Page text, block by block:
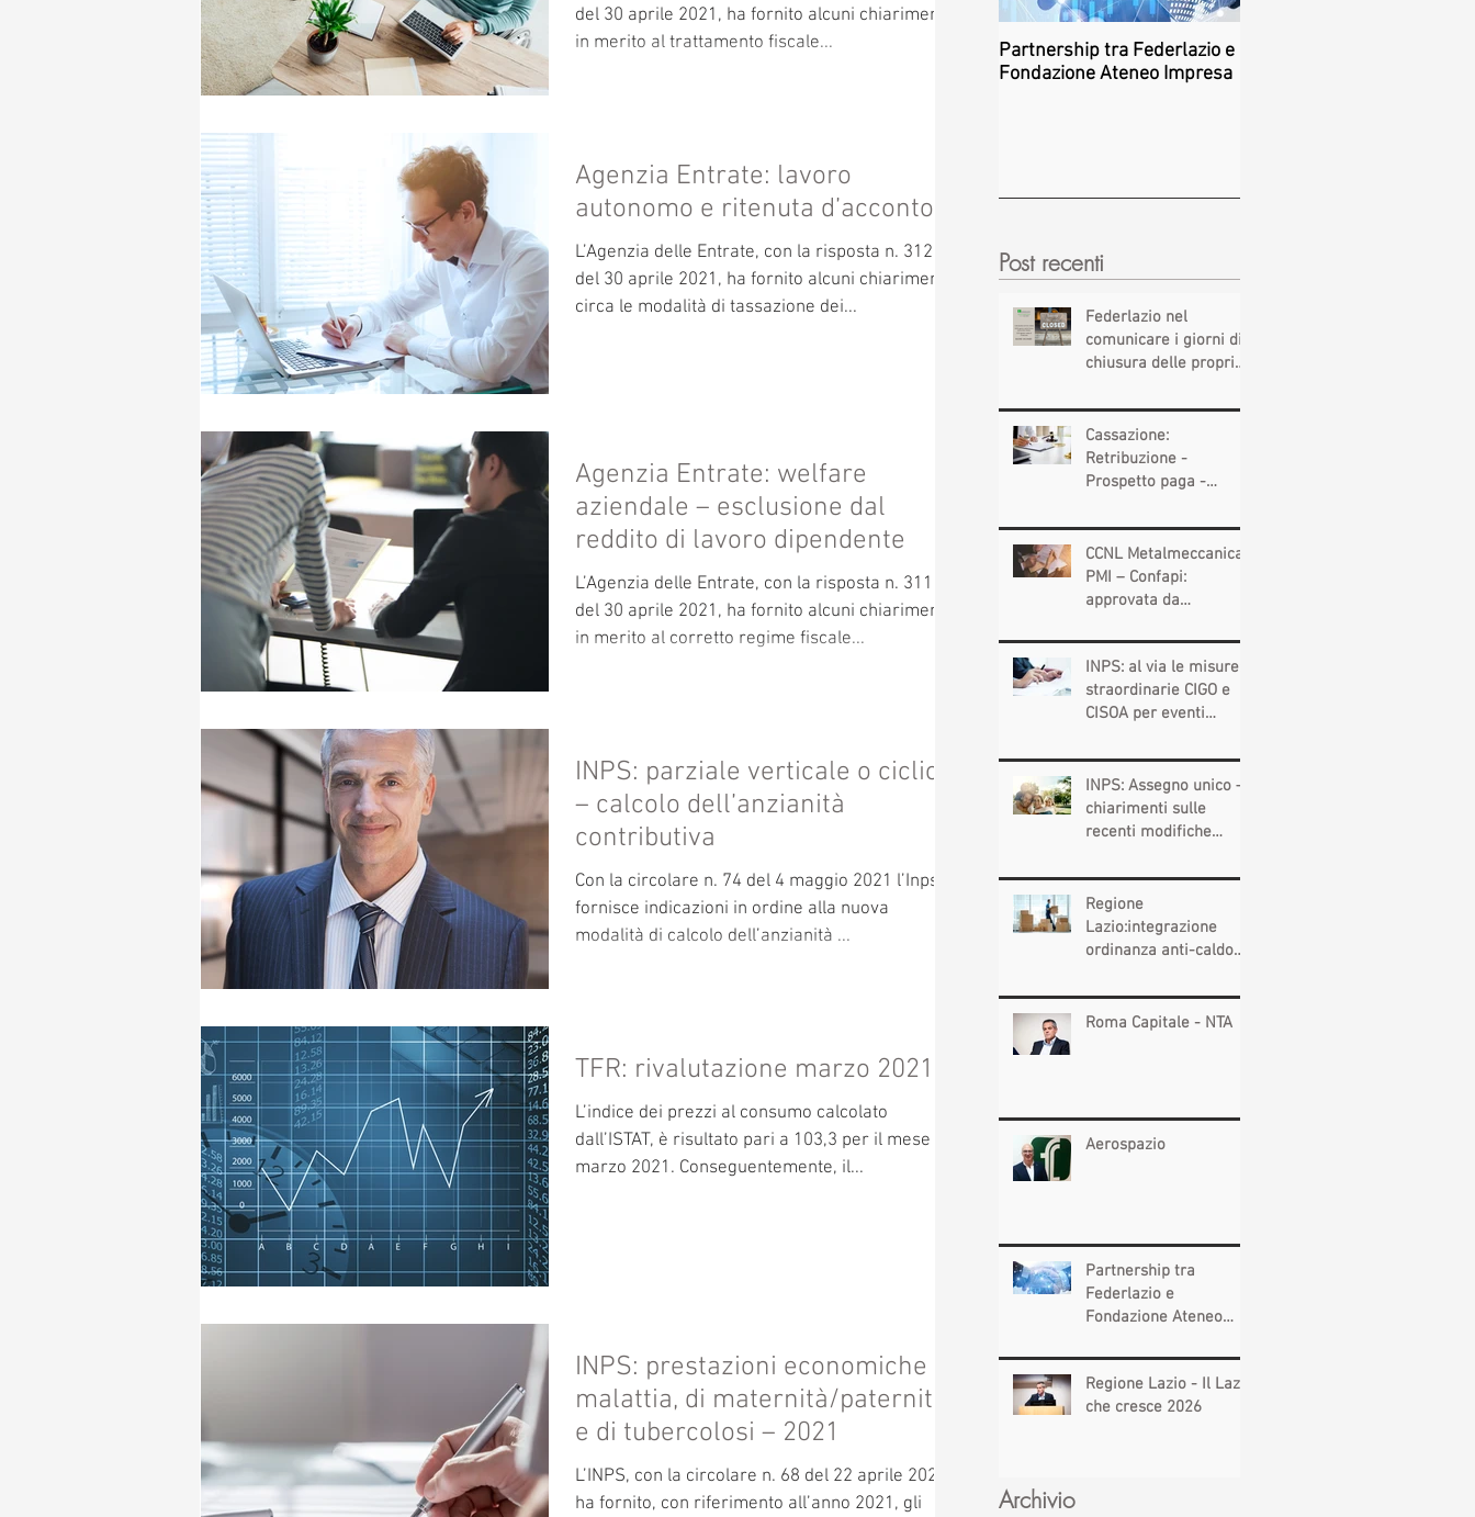
del 30 aprile 2021, ha fornito alcuni chiarimenti
in merito al trattamento fiscale...
Agenzia Entrate: lavoro
autonomo e ritenuta d’acconto
L’Agenzia delle Entrate, con la risposta n. 312
del 30 aprile 2021, ha fornito alcuni chiarimenti
circa le modalità di tassazione dei...
Agenzia Entrate: welfare
aziendale – esclusione dal
reddito di lavoro dipendente
L’Agenzia delle Entrate, con la risposta n. 311
del 30 aprile 2021, ha fornito alcuni chiarimenti
in merito al corretto regime fiscale...
INPS: parziale verticale o ciclico
– calcolo dell’anzianità
contributiva
Con la circolare n. 74 del 4 maggio 2021 l’Inps
fornisce indicazioni in ordine alla nuova
modalità di calcolo dell’anzianità ...
TFR: rivalutazione marzo 2021
L’indice dei prezzi al consumo calcolato
dall’ISTAT, è risultato pari a 103,3 per il mese di
marzo 2021. Conseguentemente, il...
INPS: prestazioni economiche di
malattia, di maternità/paternità
e di tubercolosi – 2021
L’INPS, con la circolare n. 68 del 22 aprile 2021,
ha fornito, con riferimento all’anno 2021, gli
Partnership tra Federlazio e
Fondazione Ateneo Impresa
Post recenti
Federlazio nel
comunicare i giorni di
chiusura delle proprie
VACANZE a tutti!
Cassazione:
Retribuzione -
Prospetto paga -
stragiudiziale a
sfavore del datore di
lavoro - Prova legale -
Sussiste. (Cc, articoli
2734 e 2735)
CCNL Metalmeccanica
PMI – Confapi:
approvata da
l’ipotesi di accordo per
il rinnovo del CCNL
INPS: al via le misure
straordinarie CIGO e
CISOA per eventi
INPS: Assegno unico –
chiarimenti sulle
recenti modifiche
Regione
Lazio:integrazione
ordinanza anti-caldo
Roma Capitale - NTA
Aerospazio
Partnership tra
Federlazio e
Fondazione Ateneo
Regione Lazio - Il Lazio
che cresce 2026
Archivio